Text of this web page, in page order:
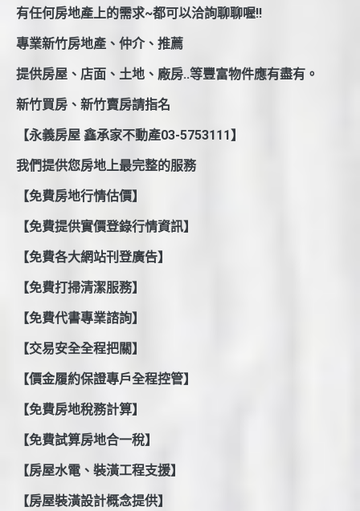
有任何房地產上的需求~都可以洽詢聊聊喔!!
專業新竹房地產、仲介、推薦
提供房屋、店面、土地、廠房..等豐富物件應有盡有。
新竹買房、新竹賣房請指名
【永義房屋 鑫承家不動產03-5753111】
我們提供您房地上最完整的服務
【免費房地行情估價】
【免費提供實價登錄行情資訊】
【免費各大網站刊登廣告】
【免費打掃清潔服務】
【免費代書專業諮詢】
【交易安全全程把關】
【價金履約保證專戶全程控管】
【免費房地稅務計算】
【免費試算房地合一稅】
【房屋水電、裝潢工程支援】
【房屋裝潢設計概念提供】